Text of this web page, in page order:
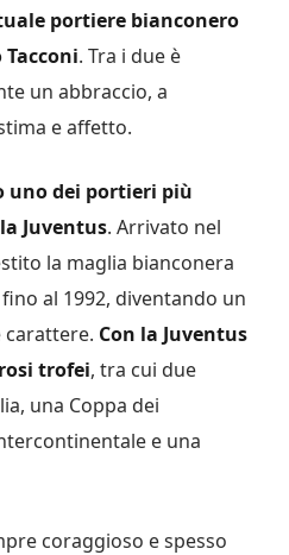
portiere bianconero
. Tra i due è
un abbraccio, a
e affetto.
uno dei portieri più
Juventus. Arrivato nel
la maglia bianconera
al 1992, diventando un
Con la Juventus
trofei, tra cui due
una Coppa dei
e una
coraggioso e spesso